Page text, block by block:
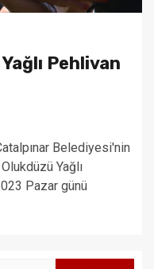
Pehlivan
Belediyesi'nin
Yağlı
Pazar günü